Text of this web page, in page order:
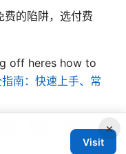
的陷阱，选付费
off heres how to
南：快速上手、常
装、配置、速度评测×
Visit